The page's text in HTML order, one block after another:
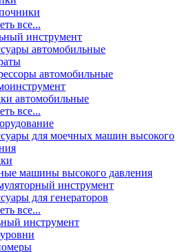
все...
инструмент
автомобильные
автомобильные
автомобильные
все...
для моечных машин высокого
машины высокого давления
инструмент
для генераторов
все...
инструмент